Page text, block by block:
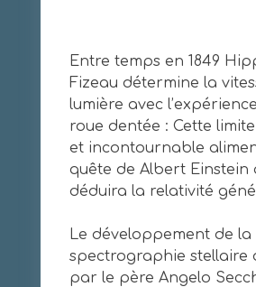
Entre temps en 1849
Fizeau détermine la
lumière avec
roue dentée : Cette
et incontournable
quête de Albert Einstein
déduira la relativité
Le développement de la
spectrographie stellaire
par le père Angelo